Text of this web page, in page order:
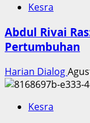
Kesra
Abdul Rivai
Pertumbuhan
Harian Dialog
Kesra